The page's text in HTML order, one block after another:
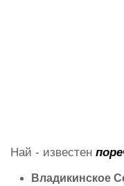
Най - известен
Владикинское